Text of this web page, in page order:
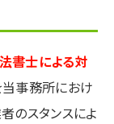
書士による対
当事務所におけ
のスタンスによ